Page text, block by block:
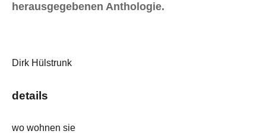
herausgegebenen Anthologie.
Dirk Hülstrunk
details
wo wohnen sie